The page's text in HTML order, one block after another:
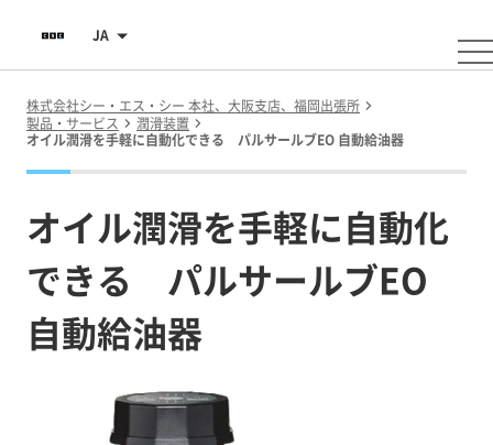
JA
株式会社シー・エス・シー 本社、大阪支店、福岡出張所
製品・サービス
潤滑装置
オイル潤滑を手軽に自動化できる パルサールブEO 自動給油器
オイル潤滑を手軽に自動化
できる パルサールブEO
自動給油器